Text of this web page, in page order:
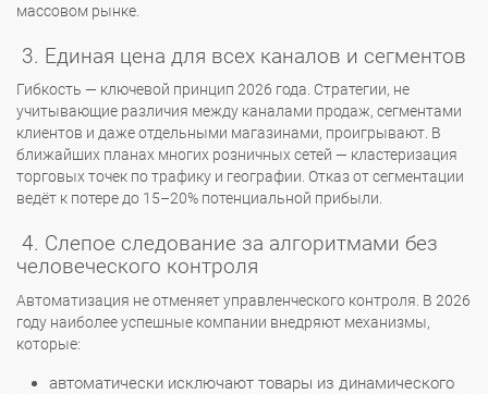
массовом рынке.
3. Единая цена для всех каналов и сегментов
Гибкость — ключевой принцип 2026 года. Стратегии, не
учитывающие различия между каналами продаж, сегментами
клиентов и даже отдельными магазинами, проигрывают. В
ближайших планах многих розничных сетей — кластеризация
торговых точек по трафику и географии. Отказ от сегментации
ведёт к потере до 15–20% потенциальной прибыли.
4. Слепое следование за алгоритмами без
человеческого контроля
Автоматизация не отменяет управленческого контроля. В 2026
году наиболее успешные компании внедряют механизмы,
которые:
автоматически исключают товары из динамического